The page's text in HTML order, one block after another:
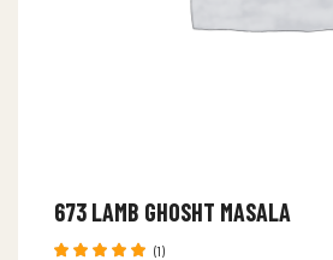
673 LAMB GHOSHT MASALA
(1)